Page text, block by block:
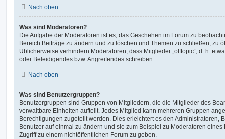
Nach oben
Was sind Moderatoren?
Die Aufgabe der Moderatoren ist es, das Geschehen im Forum zu
Bereich Beiträge zu ändern und zu löschen und Themen zu schließen, zu
Üblicherweise verhindern Moderatoren, dass Mitglieder „offtopic“, d. h.
oder Beleidigendes bzw. Angreifendes schreiben.
Nach oben
Was sind Benutzergruppen?
Benutzergruppen sind Gruppen von Mitgliedern, die die Mitglieder des
verwaltbare Einheiten aufteilt. Jedes Mitglied kann mehreren Gruppen
Berechtigungen zugeteilt werden. Dies erleichtert es den Administratoren,
Benutzer auf einmal zu ändern und sie zum Beispiel zu Moderatoren
Zugriff zu einem nichtöffentlichen Forum zu geben.